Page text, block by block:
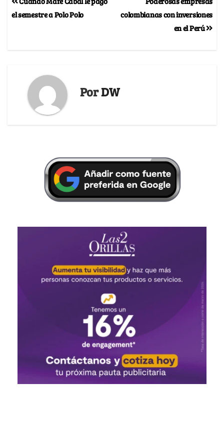
colombianas con inversiones
en el Perú
el semestre a Polo Polo
PorDW